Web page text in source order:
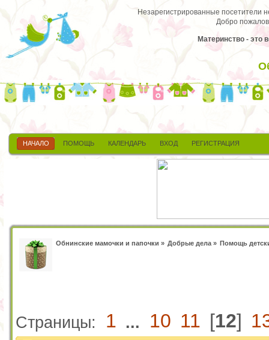
Незарегистрированные посетители
Добро
Материнство - это
НАЧАЛО ПОМОЩЬ КАЛЕНДАРЬ ВХОД РЕГИСТРАЦИЯ
Обнинские мамочки и папочки » Добрые дела» Помощь
Страницы: 1 ... 10 11 [12]